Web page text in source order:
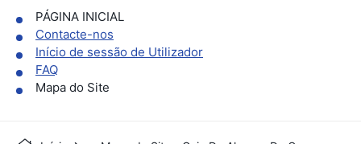
PÁGINA INICIAL
Contacte-nos
Início de sessão de Utilizador
FAQ
Mapa do Site